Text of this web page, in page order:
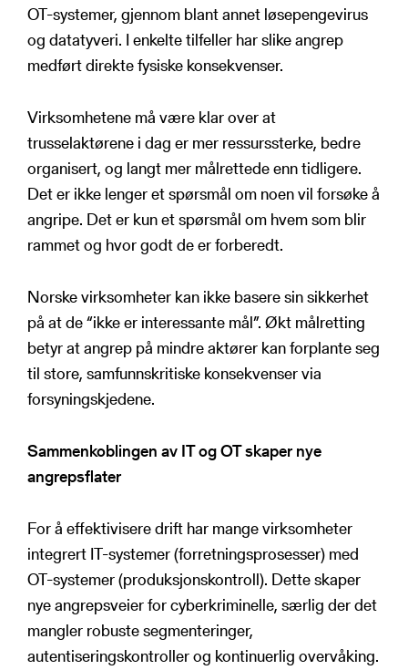
OT-systemer, gjennom blant annet løsepengevirus
og datatyveri. I enkelte tilfeller har slike angrep
medført direkte fysiske konsekvenser.
Virksomhetene må være klar over at
trusselaktørene i dag er mer ressurssterke, bedre
organisert, og langt mer målrettede enn tidligere.
Det er ikke lenger et spørsmål om noen vil forsøke å
angripe. Det er kun et spørsmål om hvem som blir
rammet og hvor godt de er forberedt.
Norske virksomheter kan ikke basere sin sikkerhet
på at de “ikke er interessante mål”. Økt målretting
betyr at angrep på mindre aktører kan forplante seg
til store, samfunnskritiske konsekvenser via
forsyningskjedene.
Sammenkoblingen av IT og OT skaper nye
angrepsflater
For å effektivisere drift har mange virksomheter
integrert IT-systemer (forretningsprosesser) med
OT-systemer (produksjonskontroll). Dette skaper
nye angrepsveier for cyberkriminelle, særlig der det
mangler robuste segmenteringer,
autentiseringskontroller og kontinuerlig overvåking.